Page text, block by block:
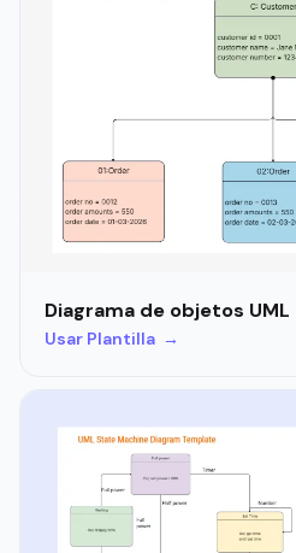
Diagrama de objetos UML
Usar Plantilla →